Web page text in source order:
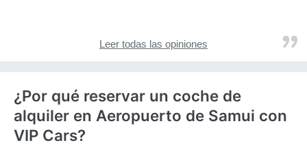
Leer todas las opiniones
¿Por qué reservar un coche de
alquiler en Aeropuerto de Samui con
VIP Cars?